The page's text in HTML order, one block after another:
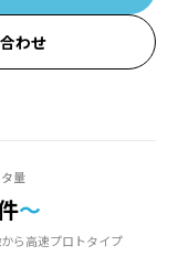
わせ
量
〜
ら高速プロトタイプ